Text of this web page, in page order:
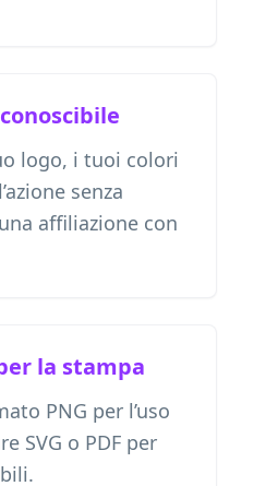
logo, i tuoi colori
senza
affiliazione con
la stampa
PNG per l’uso
SVG o PDF per